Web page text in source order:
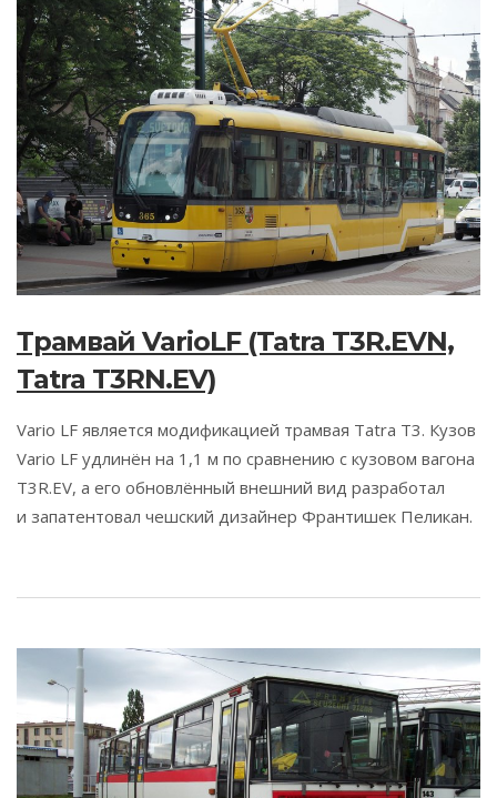
Трамвай VarioLF (Tatra T3R.EVN,
Tatra T3RN.EV)
Vario LF является модификацией трамвая Tatra T3. Кузов
Vario LF удлинён на 1,1 м по сравнению с кузовом вагона
T3R.EV, а его обновлённый внешний вид разработал
и запатентовал чешский дизайнер Франтишек Пеликан.